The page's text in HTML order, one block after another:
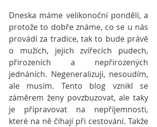
Dneska máme velikonoční pondělí, a
protože to dobře známe, co se u nás
provádí za tradice, tak to bude právě
o mužích, jejich zvířecích pudech,
přirozeních a nepřirozených
jednáních. Negeneralizuji, nesoudím,
ale musím. Tento blog vznikl se
záměrem ženy povzbuzovat, ale taky
je připravovat na nepříjemnosti,
které na ně číhají při cestování. Takže